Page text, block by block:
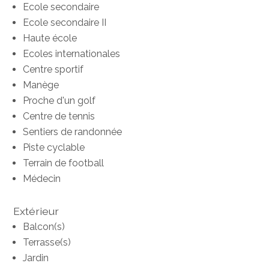
Ecole secondaire
Ecole secondaire II
Haute école
Ecoles internationales
Centre sportif
Manège
Proche d'un golf
Centre de tennis
Sentiers de randonnée
Piste cyclable
Terrain de football
Médecin
Extérieur
Balcon(s)
Terrasse(s)
Jardin